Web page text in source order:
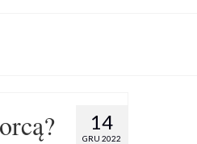
14
GRU 2022